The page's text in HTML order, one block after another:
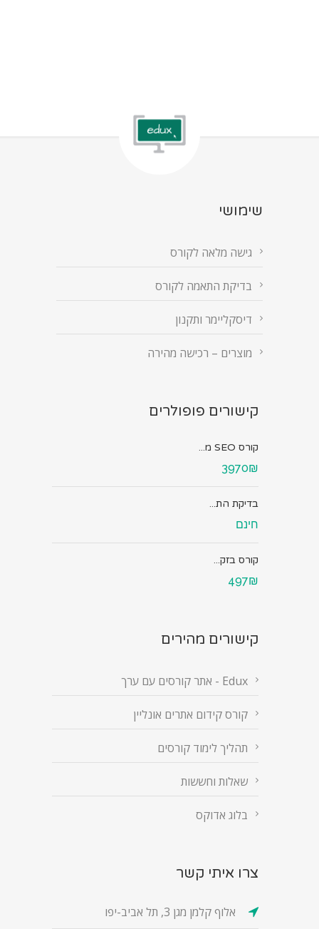
שימושי
גישה מלאה לקורס
בדיקת התאמה לקורס
דיסקליימר ותקנון
מוצרים – רכישה מהירה
קישורים פופולרים
קורס SEO מ...
3970₪
בדיקת הת...
חינם
קורס בזק...
497₪
קישורים מהירים
Edux - אתר קורסים עם ערך
קורס קידום אתרים אונליין
תהליך לימוד קורסים
שאלות וחששות
בלוג אדוקס
צרו איתי קשר
אלוף קלמן מגן 3, תל אביב-יפו